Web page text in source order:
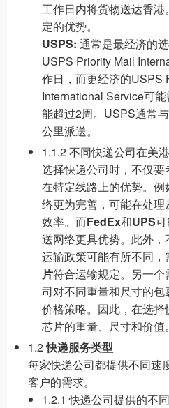
工作日内将货物送达香
定的优势。
USPS: 通常是最经济的
USPS Priority Mail
作日，而更经济的USPS
International Service可
能超过2周。USPS通常
公里派送。
1.1.2 不同快递公司在美
选择快递公司时，不仅
在特定线路上的优势。例
络更为完善，可能在处
效率。而FedEx和UPS
送网络更具优势。此外
运输政策可能有所不同
片符合运输规定。另一
司对不同重量和尺寸的
价格策略。因此，在选
芯片的重量、尺寸和价值。
1.2快递服务类型
每家快递公司都提供不同速
客户的需求。
1.2.1 快递公司提供的不